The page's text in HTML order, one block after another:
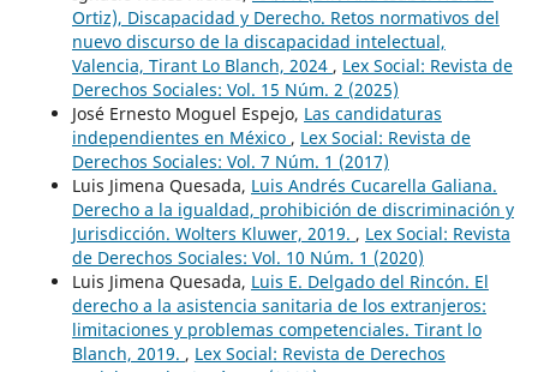
Ortiz), Discapacidad y Derecho. Retos normativos del
nuevo discurso de la discapacidad intelectual,
Valencia, Tirant Lo Blanch, 2024 , Lex Social: Revista de
Derechos Sociales: Vol. 15 Núm. 2 (2025)
José Ernesto Moguel Espejo, Las candidaturas
independientes en México , Lex Social: Revista de
Derechos Sociales: Vol. 7 Núm. 1 (2017)
Luis Jimena Quesada, Luis Andrés Cucarella Galiana.
Derecho a la igualdad, prohibición de discriminación y
Jurisdicción. Wolters Kluwer, 2019. , Lex Social: Revista
de Derechos Sociales: Vol. 10 Núm. 1 (2020)
Luis Jimena Quesada, Luis E. Delgado del Rincón. El
derecho a la asistencia sanitaria de los extranjeros:
limitaciones y problemas competenciales. Tirant lo
Blanch, 2019. , Lex Social: Revista de Derechos